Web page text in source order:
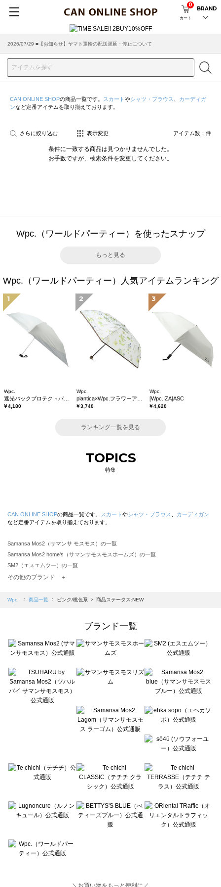
カート
0
BRAND
2026/07/29 ■【お知らせ】ヤマト運輸の配送遅延・停止について
2026/03/18 ■店舗受け取りサービスのご案内
CAN ONLINE SHOPの商品一覧です。 スカート やシャツ・ブラウス
カーディガ
ンなど定番アイテムを取り揃えております。
さらに絞り込む 表示変更 アイテム数： 件
条件に一致する商品は見つかりませんでした。
お手数ですが、検索条件を変更してください。
Wpc.（ワールドパーティー）を使ったスナップ
もっと見る
Wpc.（ワールドパーティー）人気アイテムランキング
1
Wpc.
￥4,180
2
Wpc.
￥3,740
3
Wpc.
[Wpc.IZA]ASC
￥4,620
ランキング一覧を見る
TOPICS
特集
CAN ONLINE SHOPの商品一覧です。 スカート やシャツ・ブラウス
カーディガン
など定番アイテムを取り揃えております。
Samansa Mos2（サマンサ モスモス）の一覧
Samansa Mos2 home's（サマンサモスモスホームズ）の一覧
SM2（エスエムツー）の一覧
TSUHARU by Samansa Mos2（ツハルバイサマンサモスモス）の一覧
Samansa Mos2 blue（サマンサモスモス ブルー）の一覧
Te chichi（テチチ）の一覧
Te chichi CLASSIC（テチチ クラシック）の一覧
Lugnoncure（ルノンキュール）の一覧
BETTY'S BLUE（べティーズブルー）の一覧
Wpc.（ワールドパーティー）の一覧
その他のブランド ＋
Wpc. 商品一覧 ピンク/桃色系 商品ステータス:NEW
ブランド一覧
＼お買い物をもっと便利に／